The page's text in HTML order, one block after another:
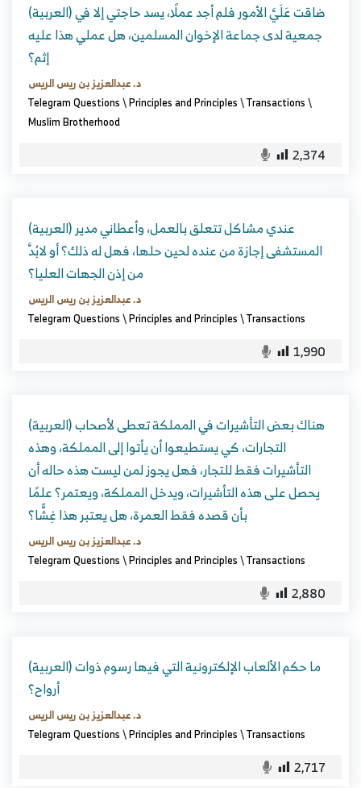
(العربية) ضاقت عَلَيَّ الأمور فلم أجد عملًا، يسد حاجتي إلا في
جمعية لدى جماعة الإخوان المسلمين، هل عملي هذا عليه
إثم؟
د. عبدالعزيز بن ريس الريس
Telegram Questions\Principles and Principles\Transactions\
Muslim Brotherhood
2,374
(العربية) عندي مشاكل تتعلق بالعمل، وأعطاني مدير
المستشفى إجازة من عنده لحين حلها، فهل له ذلك؟ أو لابُدَّ
من إذن الجهات العليا؟
د. عبدالعزيز بن ريس الريس
Telegram Questions\Principles and Principles\Transactions
1,990
(العربية) هناك بعض التأشيرات في المملكة تعطى لأصحاب
التجارات، كي يستطيعوا أن يأتوا إلى المملكة، وهذه
التأشيرات فقط للتجار، فهل يجوز لمن ليست هذه حاله أن
يحصل على هذه التأشيرات، ويدخل المملكة، ويعتمر؟ علمًا
بأن قصده فقط العمرة، هل يعتبر هذا غِشًّا؟
د. عبدالعزيز بن ريس الريس
Telegram Questions\Principles and Principles\Transactions
2,880
(العربية) ما حكم الألعاب الإلكترونية التي فيها رسوم ذوات
أرواح؟
د. عبدالعزيز بن ريس الريس
Telegram Questions\Principles and Principles\Transactions
2,717